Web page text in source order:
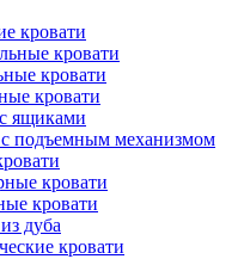
кровати
кровати
кровати
кровати
ящиками
подъемным механизмом
кровати
кровати
дуба
кровати